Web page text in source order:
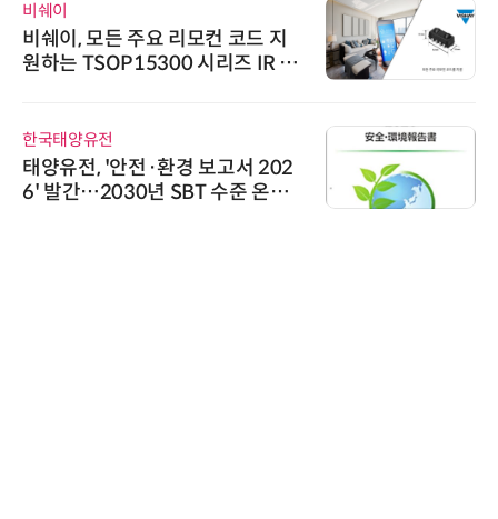
비쉐이
비쉐이, 모든 주요 리모컨 코드 지
원하는 TSOP15300 시리즈 IR 수
한국태양유전
태양유전, '안전·환경 보고서 202
6' 발간…2030년 SBT 수준 온실